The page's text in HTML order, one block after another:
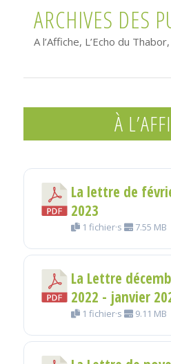
ARCHIVES DES
A l’Affiche, L’Echo du
À
La lettre de
2023
1 fichier·s 7.55 MB
La Lettre
2022 - janvier
1 fichier·s 9.11 MB